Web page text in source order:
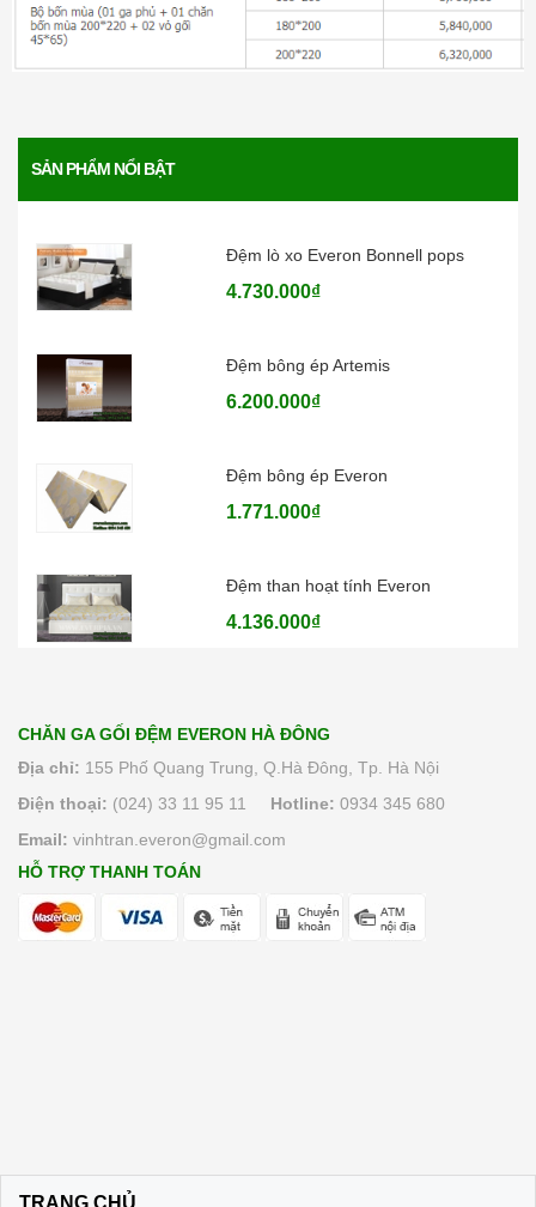
SẢN PHẨM NỔI BẬT
Đệm than hoạt tính Everon
4.136.000₫
Đệm lò xo Everon Pocket pops
Đệm lò xo Everon Bonnell pops
4.730.000₫
Đệm bông ép Artemis
6.200.000₫
Đệm bông ép Everon
1.771.000₫
Đệm than hoạt tính Everon
4.136.000₫
6.370.000₫
CHĂN GA GỐI ĐỆM EVERON HÀ ĐÔNG
Địa chỉ: 155 Phố Quang Trung, Q.Hà Đông, Tp. Hà Nội
Điện thoại: (024) 33 11 95 11 Hotline: 0934 345 680
Email: vinhtran.everon@gmail.com
HỖ TRỢ THANH TOÁN
TRANG CHỦ